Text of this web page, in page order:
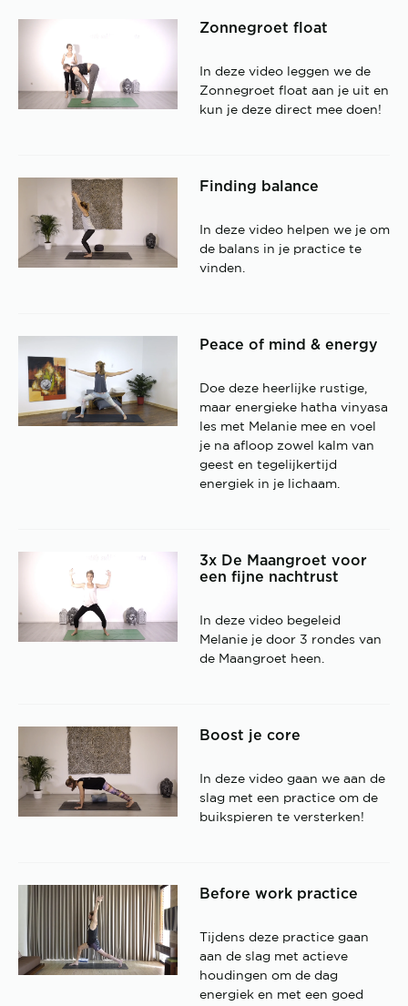
Zonnegroet float
In deze video leggen we de
Zonnegroet float aan je uit en
kun je deze direct mee doen!
Finding balance
In deze video helpen we je om
de balans in je practice te
vinden.
Peace of mind & energy
Doe deze heerlijke rustige,
maar energieke hatha vinyasa
les met Melanie mee en voel
je na afloop zowel kalm van
geest en tegelijkertijd
energiek in je lichaam.
3x De Maangroet voor
een fijne nachtrust
In deze video begeleid
Melanie je door 3 rondes van
de Maangroet heen.
Boost je core
In deze video gaan we aan de
slag met een practice om de
buikspieren te versterken!
Before work practice
Tijdens deze practice gaan
aan de slag met actieve
houdingen om de dag
energiek en met een goed